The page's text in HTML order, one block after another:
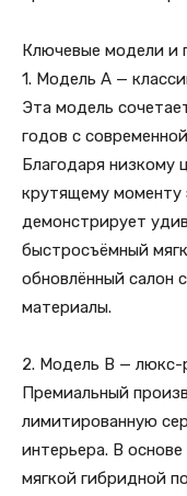
Ключевые модели и
1. Модель A —
Эта модель
годов с
Благодаря низкому
крутящему моменту
демонстрирует
быстросъёмный
обновлённый салон
материалы.
2. Модель B — люкс-
Премиальный
лимитированную
интерьера. В
мягкой гибридной